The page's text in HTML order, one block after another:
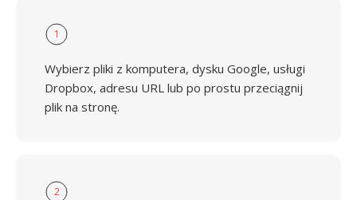
1
Wybierz pliki z komputera, dysku Google, usługi
Dropbox, adresu URL lub po prostu przeciągnij
plik na stronę.
2